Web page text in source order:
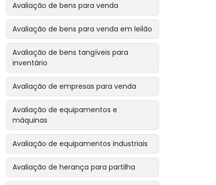
Avaliação de bens para venda
Avaliação de bens para venda em leilão
Avaliação de bens tangíveis para
inventário
Avaliação de empresas para venda
Avaliação de equipamentos e
máquinas
Avaliação de equipamentos industriais
Avaliação de herança para partilha